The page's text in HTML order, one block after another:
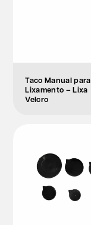
Taco Manual para
Lixamento – Lixa
Velcro